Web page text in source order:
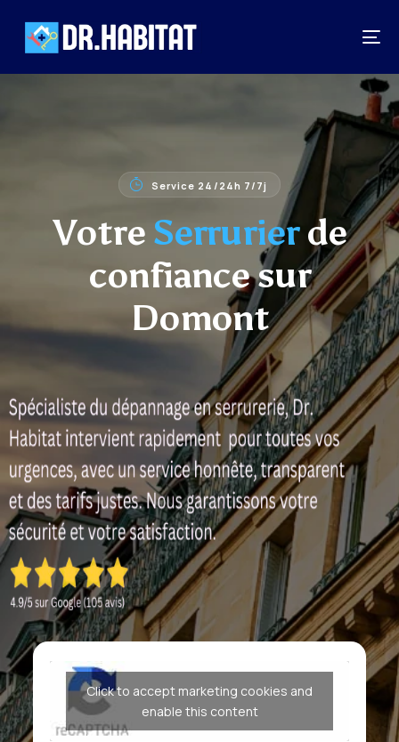
Service 24/24h 7/7j
Votre Serrurier de
confiance sur
Domont
Click to accept marketing cookies and
enable this content